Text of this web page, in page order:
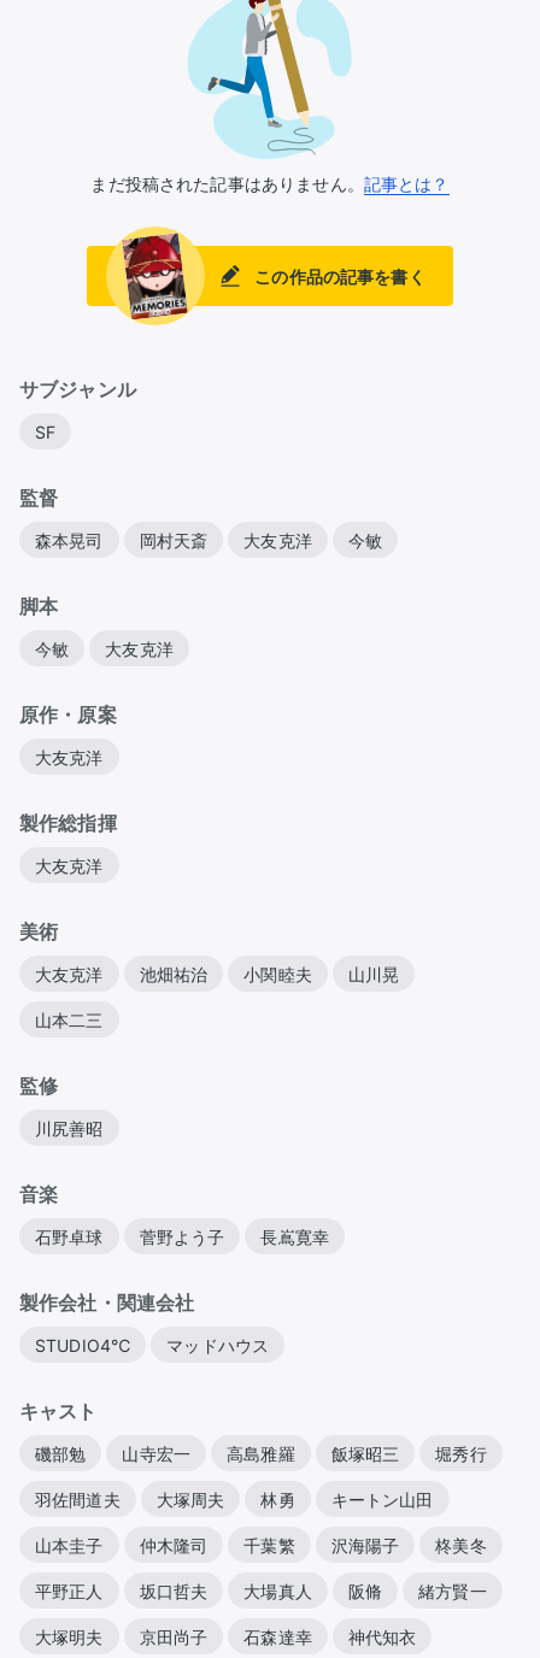
まだ投稿された記事はありません。 記事とは？
この作品の記事を書く
サブジャンル
SF
監督
森本晃司 岡村天斎 大友克洋 今敏
脚本
今敏 大友克洋
原作・原案
大友克洋
製作総指揮
大友克洋
美術
大友克洋 池畑祐治 小関睦夫 山川晃
山本二三
監修
川尻善昭
音楽
石野卓球 菅野よう子 長嶌寛幸
製作会社・関連会社
STUDIO4℃ マッドハウス
キャスト
磯部勉 山寺宏一 高島雅羅 飯塚昭三 堀秀行
羽佐間道夫 大塚周夫 林勇 キートン山田
山本圭子 仲木隆司 千葉繁 沢海陽子 柊美冬
平野正人 坂口哲夫 大場真人 阪脩 緒方賢一
大塚明夫 京田尚子 石森達幸 神代知衣